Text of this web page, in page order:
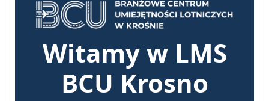
Witamy w LMS
BCU Krosno